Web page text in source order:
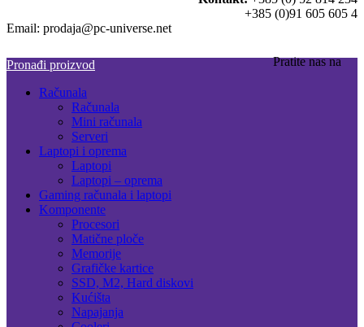
+385 (0)91 605 605 4
Email: prodaja@pc-universe.net
Pratite nas na
Pronađi proizvod
Računala
Računala
Mini računala
Serveri
Laptopi i oprema
Laptopi
Laptopi – oprema
Gaming računala i laptopi
Komponente
Procesori
Matične ploče
Memorije
Grafičke kartice
SSD, M2, Hard diskovi
Kućišta
Napajanja